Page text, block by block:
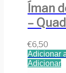
Íman
–
€6,50
Adicionar
Adicionar